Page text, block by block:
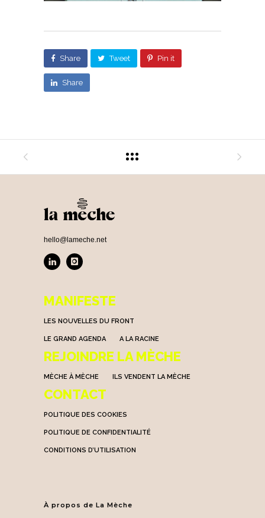
Share Tweet Pin it
Share
hello@lameche.net
MANIFESTE
LES NOUVELLES DU FRONT
LE GRAND AGENDA A LA RACINE
REJOINDRE LA MÈCHE
MÈCHE À MÈCHE ILS VENDENT LA MÈCHE
CONTACT
POLITIQUE DES COOKIES
POLITIQUE DE CONFIDENTIALITÉ
CONDITIONS D’UTILISATION
À propos de La Mèche